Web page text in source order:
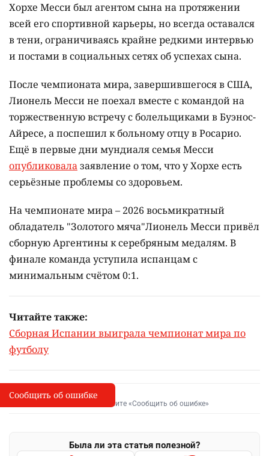
Хорхе Месси был агентом сына на протяжении
всей его спортивной карьеры, но всегда оставался
в тени, ограничиваясь крайне редкими интервью
и постами в социальных сетях об успехах сына.
После чемпионата мира, завершившегося в США,
Лионель Месси не поехал вместе с командой на
торжественную встречу с болельщиками в Буэнос-
Айресе, а поспешил к больному отцу в Росарио.
Ещё в первые дни мундиаля семья Месси
опубликовалазаявление о том, что у Хорхе есть
серьёзные проблемы со здоровьем.
На чемпионате мира – 2026 восьмикратный
обладатель "Золотого мяча"Лионель Месси привёл
сборную Аргентины к серебряным медалям. В
финале команда уступила испанцам с
минимальным счётом 0:1.
Читайте также:
Сборная Испании выиграла чемпионат мира по
футболу
I
Сообщить об опечатке
Выделите фрагмент и нажмите «Сообщить об ошибке»
Была ли эта статья полезной?
Сообщить об ошибке